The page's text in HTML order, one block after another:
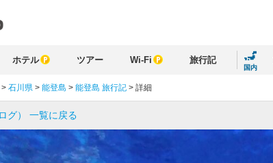
ホテル ツアー Wi-Fi 旅行記
国内
> 石川県 > 能登島 > 能登島 旅行記 > 詳細
グ） 一覧に戻る